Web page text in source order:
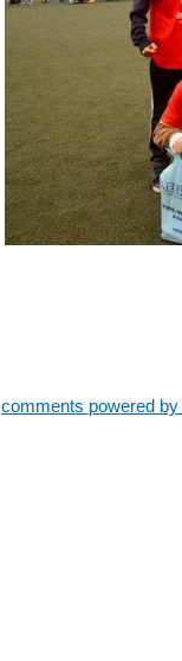
comments powered